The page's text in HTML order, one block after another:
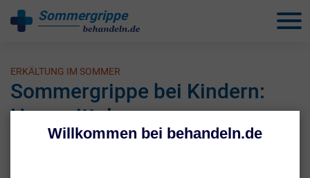
Sommergrippebehandeln
ERKÄLTUNG IM SOMMER
Sommergrippe bei Kindern:
Hausmittel